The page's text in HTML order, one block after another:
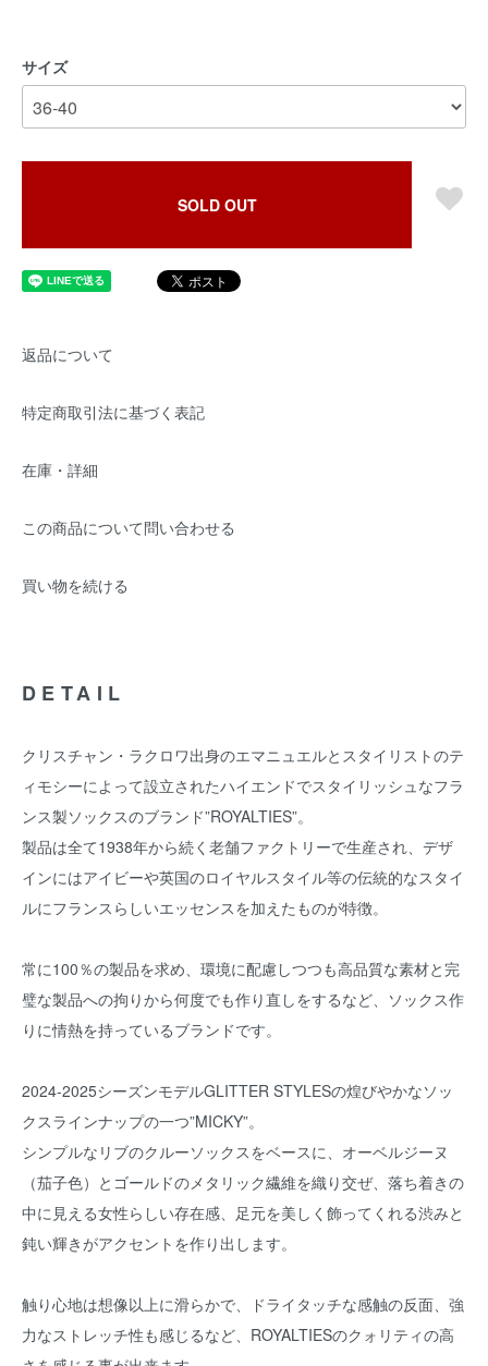
サイズ
SOLD OUT
返品について
特定商取引法に基づく表記
在庫・詳細
この商品について問い合わせる
買い物を続ける
DETAIL
クリスチャン・ラクロワ出身のエマニュエルとスタイリストのテ
ィモシーによって設立されたハイエンドでスタイリッシュなフラ
ンス製ソックスのブランド”ROYALTIES”。
製品は全て1938年から続く老舗ファクトリーで生産され、デザ
インにはアイビーや英国のロイヤルスタイル等の伝統的なスタイ
ルにフランスらしいエッセンスを加えたものが特徴。
常に100％の製品を求め、環境に配慮しつつも高品質な素材と完
璧な製品への拘りから何度でも作り直しをするなど、ソックス作
りに情熱を持っているブランドです。
2024-2025シーズンモデルGLITTER STYLESの煌びやかなソッ
クスラインナップの一つ”MICKY”。
シンプルなリブのクルーソックスをベースに、オーベルジーヌ
（茄子色）とゴールドのメタリック繊維を織り交ぜ、落ち着きの
中に見える女性らしい存在感、足元を美しく飾ってくれる渋みと
鈍い輝きがアクセントを作り出します。
触り心地は想像以上に滑らかで、ドライタッチな感触の反面、強
力なストレッチ性も感じるなど、ROYALTIESのクォリティの高